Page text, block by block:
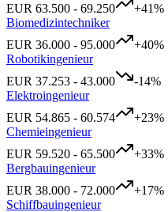
EUR 63.500 - 69.250 +41%
Biomedizintechniker
EUR 36.000 - 95.000 +40%
Robotikingenieur
EUR 37.253 - 43.000 -14%
Elektroingenieur
EUR 54.865 - 60.574 +23%
Chemieingenieur
EUR 59.520 - 65.500 +33%
Bergbauingenieur
EUR 38.000 - 72.000 +17%
Schiffbauingenieur